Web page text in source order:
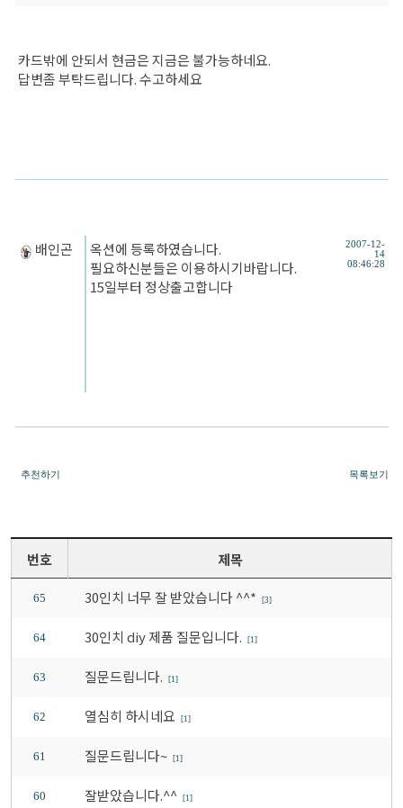
카드밖에 안되서 현금은 지금은 불가능하네요.
답변좀 부탁드립니다. 수고하세요
배인곤
옥션에 등록하였습니다.
필요하신분들은 이용하시기바랍니다.
15일부터 정상출고합니다
2007-12-
14
08:46:28
추천하기 목록보기
번호 제목
65 30인치 너무 잘 받았습니다 ^^* [3]
64 30인치 diy 제품 질문입니다. [1]
63 질문드립니다. [1]
62 열심히 하시네요 [1]
61 질문드립니다~ [1]
60 잘받았습니다.^^ [1]